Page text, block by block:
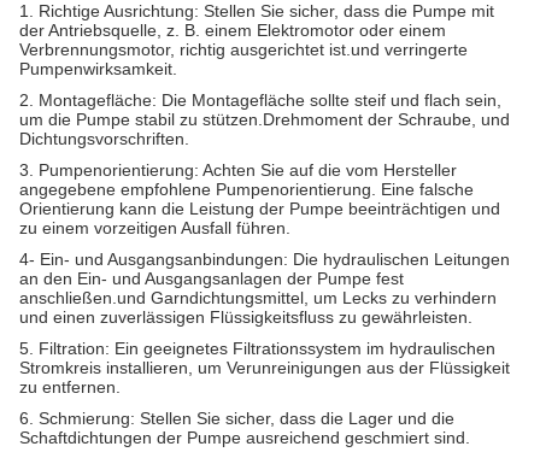
1. Richtige Ausrichtung: Stellen Sie sicher, dass die Pumpe mit
der Antriebsquelle, z. B. einem Elektromotor oder einem
Verbrennungsmotor, richtig ausgerichtet ist.und verringerte
Pumpenwirksamkeit.
2. Montagefläche: Die Montagefläche sollte steif und flach sein,
um die Pumpe stabil zu stützen.Drehmoment der Schraube, und
Dichtungsvorschriften.
3. Pumpenorientierung: Achten Sie auf die vom Hersteller
angegebene empfohlene Pumpenorientierung. Eine falsche
Orientierung kann die Leistung der Pumpe beeinträchtigen und
zu einem vorzeitigen Ausfall führen.
4- Ein- und Ausgangsanbindungen: Die hydraulischen Leitungen
an den Ein- und Ausgangsanlagen der Pumpe fest
anschließen.und Garndichtungsmittel, um Lecks zu verhindern
und einen zuverlässigen Flüssigkeitsfluss zu gewährleisten.
5. Filtration: Ein geeignetes Filtrationssystem im hydraulischen
Stromkreis installieren, um Verunreinigungen aus der Flüssigkeit
zu entfernen.
6. Schmierung: Stellen Sie sicher, dass die Lager und die
Schaftdichtungen der Pumpe ausreichend geschmiert sind.